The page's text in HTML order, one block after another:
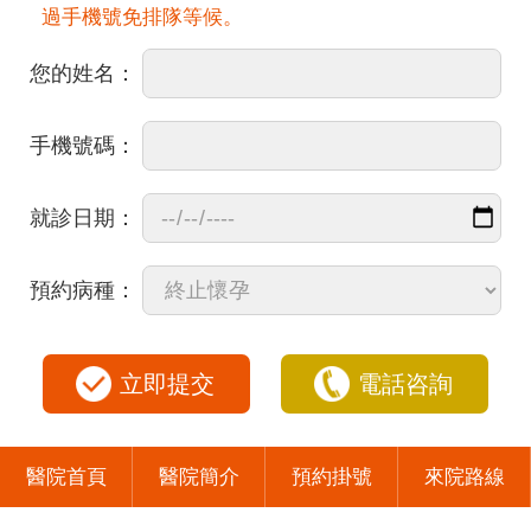
過手機號免排隊等候。
您的姓名：
手機號碼：
就診日期：
預約病種：
立即提交 電話咨詢
醫院首頁 醫院簡介 預約掛號 來院路線